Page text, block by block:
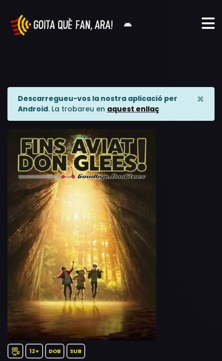
Descarregueu-vos la nostra aplicació per
Android. La trobareu en aquest enllaç
×
12+ DOB SUB